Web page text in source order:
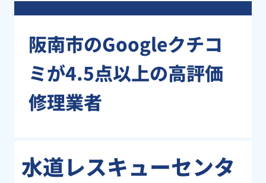
阪南市のGoogleクチコ
ミが4.5点以上の高評価
修理業者
水道レスキューセンタ